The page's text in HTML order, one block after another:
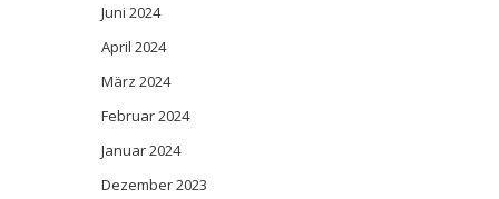
Juni 2024
April 2024
März 2024
Februar 2024
Januar 2024
Dezember 2023